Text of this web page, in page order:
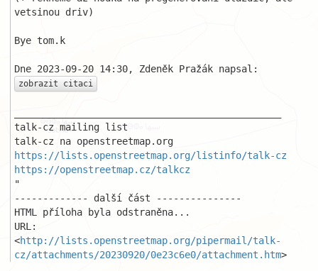
vetsinou driv)
Bye tom.k
zobrazit citaci
talk-cz mailing list
https://lists.openstreetmap.org/listinfo/talk-cz
https://openstreetmap.cz/talkcz
"
------------- další část ---------------
HTML příloha byla odstraněna...
URL:
<http://lists.openstreetmap.org/pipermail/talk-
cz/attachments/20230920/0e23c6e0/attachment.htm>